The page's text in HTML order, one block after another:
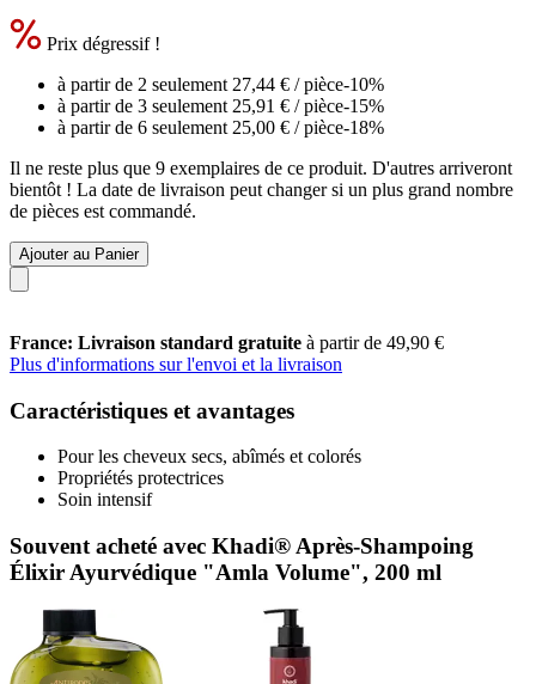
Prix dégressif !
à partir de 2 seulement 27,44 € / pièce-10%
à partir de 3 seulement 25,91 € / pièce-15%
à partir de 6 seulement 25,00 € / pièce-18%
Il ne reste plus que 9 exemplaires de ce produit. D'autres arriveront
bientôt ! La date de livraison peut changer si un plus grand nombre
de pièces est commandé.
Ajouter au Panier
France: Livraison standard gratuite à partir de 49,90 €
Plus d'informations sur l'envoi et la livraison
Caractéristiques et avantages
Pour les cheveux secs, abîmés et colorés
Propriétés protectrices
Soin intensif
Souvent acheté avec Khadi® Après-Shampoing
Élixir Ayurvédique "Amla Volume", 200 ml